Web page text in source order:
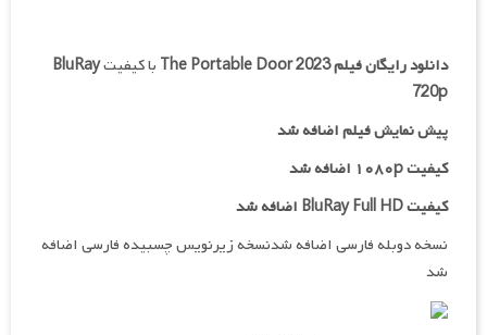
دانلود رایگان فیلمThe Portable Door 2023 با کیفیتBluRay
720p
پیش نمایش فیلم اضافه شد
کیفیت ۱۰۸۰p اضافه شد
کیفیت BluRay Full HD اضافه شد
نسخه دوبله فارسی اضافه شدنسخه زیرنویس چسبیده فارسی اضافه
شد